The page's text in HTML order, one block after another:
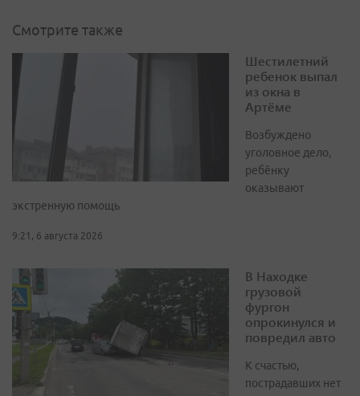
Смотрите также
Шестилетний
ребенок выпал
из окна в
Артёме
Возбуждено
уголовное дело,
ребёнку
оказывают
экстренную помощь
9:21, 6 августа 2026
В Находке
грузовой
фургон
опрокинулся и
повредил авто
К счастью,
пострадавших нет